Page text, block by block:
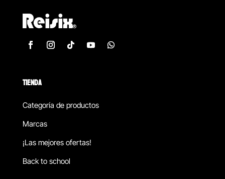
TIENDA
Categoría de productos
Marcas
¡Las mejores ofertas!
Back to school